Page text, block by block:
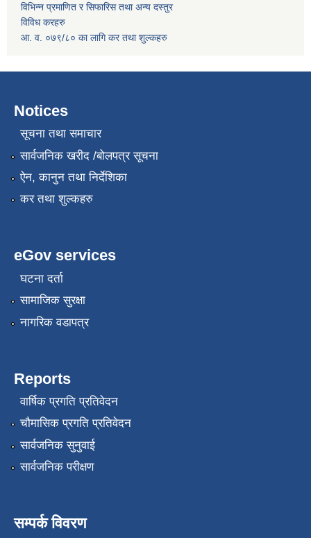
विभिन्न प्रमाणित र सिफारिस तथा अन्य दस्तुर
विविध करहरु
आ. व. ०७९/८० का लागि कर तथा शुल्कहरु
Notices
सूचना तथा समाचार
सार्वजनिक खरीद /बोलपत्र सूचना
ऐन, कानुन तथा निर्देशिका
कर तथा शुल्कहरु
eGov services
घटना दर्ता
सामाजिक सुरक्षा
नागरिक वडापत्र
Reports
वार्षिक प्रगति प्रतिवेदन
चौमासिक प्रगति प्रतिवेदन
सार्वजनिक सुनुवाई
सार्वजनिक परीक्षण
सम्पर्क विवरण